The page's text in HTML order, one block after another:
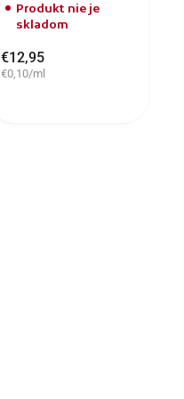
Produkt nie je
skladom
€12,95
€0,10/ml